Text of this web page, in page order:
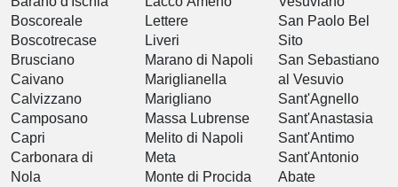
Boscoreale
Boscotrecase
Brusciano
Caivano
Calvizzano
Camposano
Capri
Carbonara di
Nola
Lettere
Liveri
Marano di Napoli
Mariglianella
Marigliano
Massa Lubrense
Melito di Napoli
Meta
Monte di Procida
San Paolo Bel
Sito
San Sebastiano
al Vesuvio
Sant'Agnello
Sant'Anastasia
Sant'Antimo
Sant'Antonio
Abate